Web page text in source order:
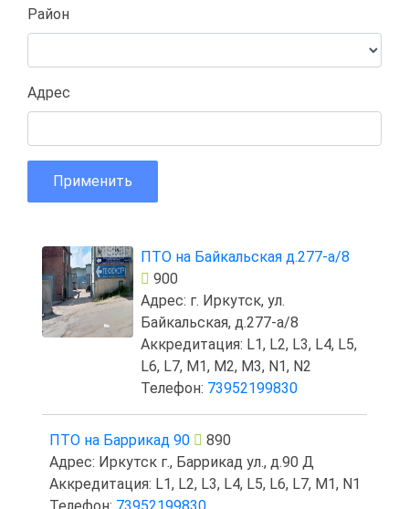
Район
Адрес
Применить
ПТО на Байкальская д.277-а/8
900
Адрес: г. Иркутск, ул.
Байкальская, д.277-а/8
Аккредитация: L1, L2, L3, L4, L5,
L6, L7, M1, M2, M3, N1, N2
Телефон: 73952199830
ПТО на Баррикад 90
890
Адрес: Иркутск г., Баррикад ул., д.90 Д
Аккредитация: L1, L2, L3, L4, L5, L6, L7, M1, N1